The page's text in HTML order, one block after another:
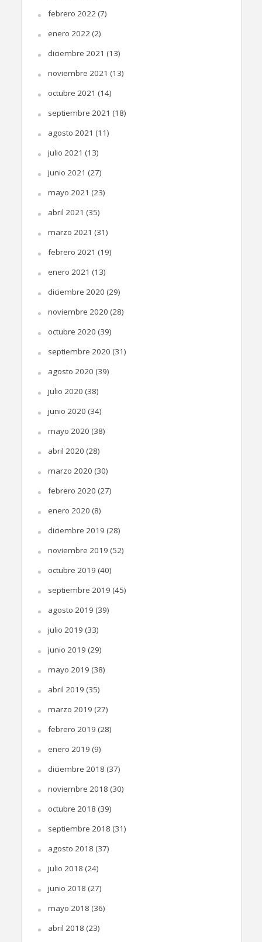
febrero 2022(7)
enero 2022(2)
diciembre 2021 (13)
noviembre 2021 (13)
octubre 2021 (14)
septiembre 2021 (18)
agosto 2021 (11)
julio 2021 (13)
junio 2021 (27)
mayo 2021 (23)
abril 2021 (35)
marzo 2021 (31)
febrero 2021 (19)
enero 2021 (13)
diciembre 2020 (29)
noviembre 2020 (28)
octubre 2020 (39)
septiembre 2020 (31)
agosto 2020 (39)
julio 2020 (38)
junio 2020 (34)
mayo 2020 (38)
abril 2020 (28)
marzo 2020 (30)
febrero 2020 (27)
enero 2020 (8)
diciembre 2019 (28)
noviembre 2019 (52)
octubre 2019 (40)
septiembre 2019 (45)
agosto 2019 (39)
julio 2019 (33)
junio 2019 (29)
mayo 2019 (38)
abril 2019 (35)
marzo 2019 (27)
febrero 2019 (28)
enero 2019 (9)
diciembre 2018 (37)
noviembre 2018 (30)
octubre 2018 (39)
septiembre 2018 (31)
agosto 2018 (37)
julio 2018 (24)
junio 2018 (27)
mayo 2018 (36)
abril 2018 (23)